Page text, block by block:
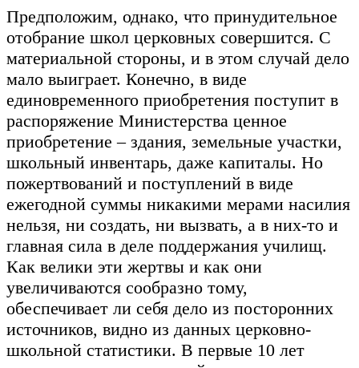
Предположим, однако, что принудительное
отобрание школ церковных совершится. С
материальной стороны, и в этом случай дело
мало выиграет. Конечно, в виде
единовременного приобретения поступит в
распоряжение Министерства ценное
приобретение – здания, земельные участки,
школьный инвентарь, даже капиталы. Но
пожертвований и поступлений в виде
ежегодной суммы никакими мерами насилия
нельзя, ни создать, ни вызвать, а в них-то и
главная сила в деле поддержания училищ.
Как велики эти жертвы и как они
увеличиваются сообразно тому,
обеспечивает ли себя дело из посторонних
источников, видно из данных церковно-
школьной статистики. В первые 10 лет